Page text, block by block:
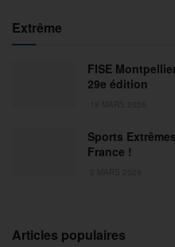
Extrême
FISE
29e édition
Sports
France !
Articles populaires